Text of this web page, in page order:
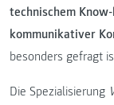
technischem
kommunikativer
besonders gefragt
Die Spezialisierung